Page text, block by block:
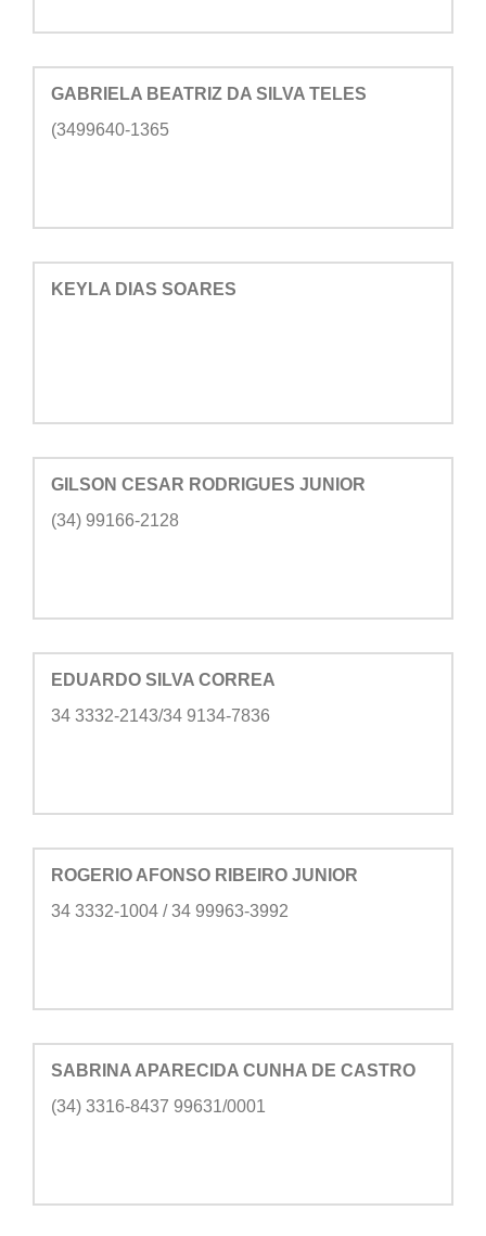
GABRIELA BEATRIZ DA SILVA TELES
(3499640-1365
KEYLA DIAS SOARES
GILSON CESAR RODRIGUES JUNIOR
(34) 99166-2128
EDUARDO SILVA CORREA
34 3332-2143/34 9134-7836
ROGERIO AFONSO RIBEIRO JUNIOR
34 3332-1004 / 34 99963-3992
SABRINA APARECIDA CUNHA DE CASTRO
(34) 3316-8437 99631/0001